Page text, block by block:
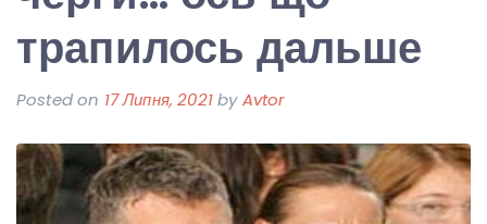
трапилось дальше
Posted on 17 Липня, 2021byAvtor